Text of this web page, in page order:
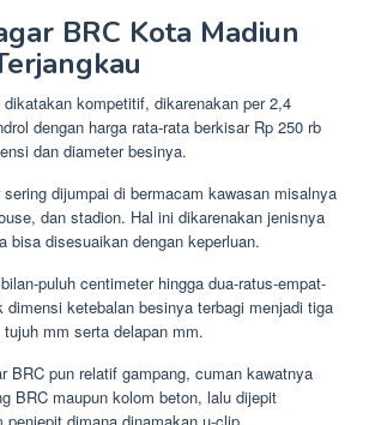
BRC Kota Madiun
dikatakan kompetitif, dikarenakan per 2,4
dengan harga rata-rata berkisar Rp 250 rb
dan diameter besinya.
dijumpai di bermacam kawasan misalnya
dan stadion. Hal ini dikarenakan jenisnya
bisa disesuaikan dengan keperluan.
puluh centimeter hingga dua-ratus-empat-
dimensi ketebalan besinya terbagi menjadi tiga
mm serta delapan mm.
BRC pun relatif gampang, cuman kawatnya
BRC maupun kolom beton, lalu dijepit